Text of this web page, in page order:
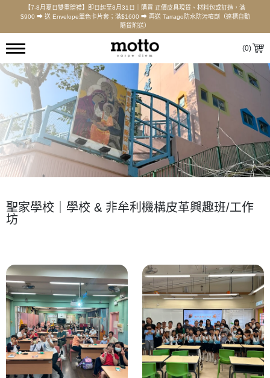
【7-8月夏日雙重贈禮】即日起至8月31日｜購買 正價皮具現貨、材料包或訂造，滿
$900 ⮕ 送 Envelope單色卡片套；滿$1600 ⮕ 再送 Tarrago防水防污噴劑（達標自動
隨貨附送）
(0)
聖家學校｜學校 & 非牟利機構皮革興趣班/工作
坊